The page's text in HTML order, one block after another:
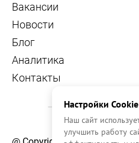
Вакансии
Новости
Блог
Аналитика
Контакты
Настройки Cookie
Наш сайт
улучшить работу